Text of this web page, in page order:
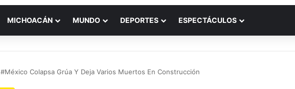
MICHOACÁN MUNDO DEPORTES ESPECTÁCULOS
#México Colapsa Grúa Y Deja Varios Muertos En Construcción